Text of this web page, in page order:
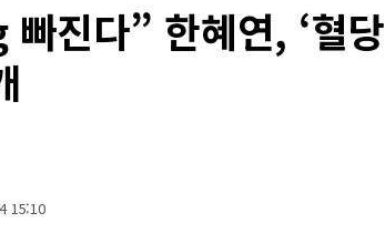
진다” 한혜연, ‘혈당
15:10